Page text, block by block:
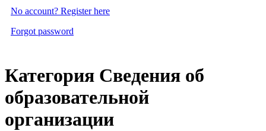
No account? Register here
Forgot password
Категория Сведения об
образовательной
организации